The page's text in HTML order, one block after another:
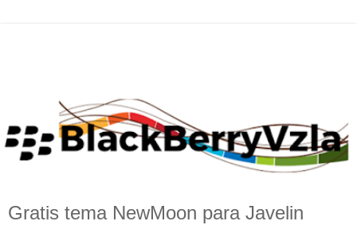
Gratis tema NewMoon para Javelin